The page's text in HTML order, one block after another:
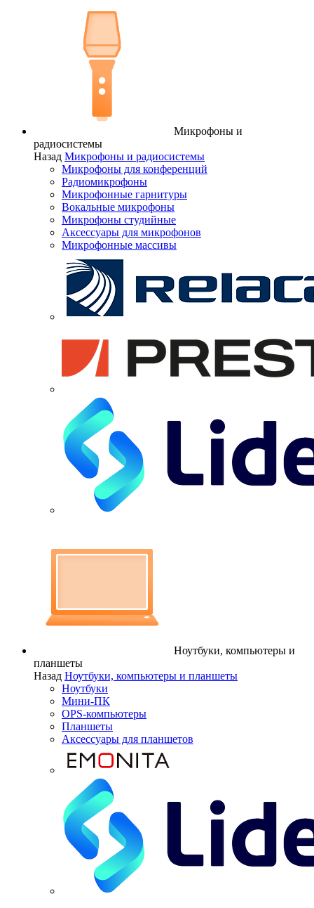
Микрофоны и
радиосистемы
Назад Микрофоны и радиосистемы
Микрофоны для конференций
Радиомикрофоны
Микрофонные гарнитуры
Вокальные микрофоны
Микрофоны студийные
Аксессуары для микрофонов
Микрофонные массивы
Ноутбуки, компьютеры и
планшеты
Назад Ноутбуки, компьютеры и планшеты
Ноутбуки
Мини-ПК
OPS-компьютеры
Планшеты
Аксессуары для планшетов